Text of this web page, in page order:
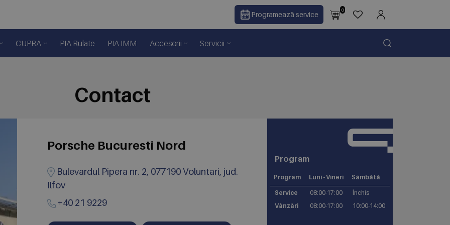
Programează service
0
CUPRA PIA Rulate PIA IMM Accesorii Servicii
Contact
Program
Program Luni - Vineri Sâmbătă
Service 08:00-17:00
Închis
Vânzări
08:00-17:00 10:00-14:00
Porsche Bucuresti Nord
Bulevardul Pipera nr. 2, 077190 Voluntari, jud.
Ilfov
+40 21 9229